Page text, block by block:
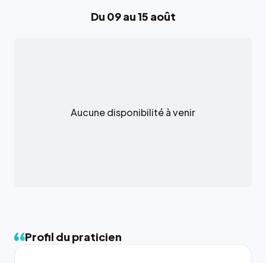
Du 09 au 15 août
Aucune disponibilité à venir
Profil du praticien